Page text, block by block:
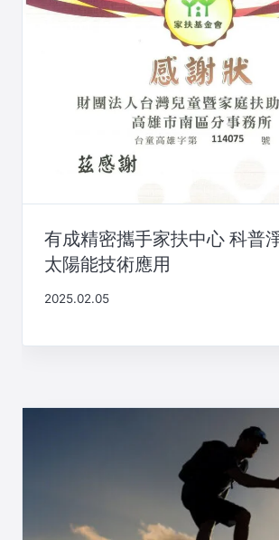
有成精密攜手家扶中心 科普
太陽能技術應用
2025.02.05